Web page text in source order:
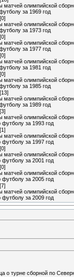
матчей олимпийской
за 1969 год
[0]
матчей олимпийской
за 1973 год
[0]
матчей олимпийской
за 1977 год
[0]
матчей олимпийской
за 1981 год
[0]
матчей олимпийской
за 1985 год
[13]
матчей олимпийской
за 1989 год
[3]
матчей олимпийской
футболу за 1993 год
[1]
матчей олимпийской
футболу за 1997 год
[0]
матчей олимпийской
футболу за 2001 год
[0]
матчей олимпийской
футболу за 2005 год
[7]
матчей олимпийской
футболу за 2009 год
о турне сборной по